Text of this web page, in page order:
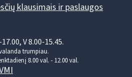
klausimais ir paslaugos
V 8.00-15.45.
trumpiau.
8.00 val. - 12.00 val.